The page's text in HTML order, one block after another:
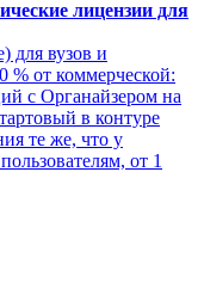
лицензии для
для вузов и
% от коммерческой:
с Органайзером на
в контуре
те же, что у
от 1